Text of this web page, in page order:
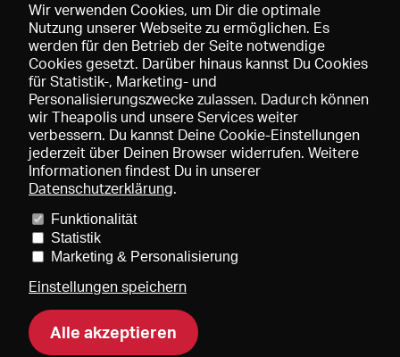
Speichern
Preise und Mitgliedschaften
Mediadaten
Über uns Impressum
Wir verwenden Cookies, um Dir die optimale
Nutzung unserer Webseite zu ermöglichen. Es
werden für den Betrieb der Seite notwendige
Cookies gesetzt. Darüber hinaus kannst Du Cookies
für Statistik-, Marketing- und
Personalisierungszwecke zulassen. Dadurch können
wir Theapolis und unsere Services weiter
verbessern. Du kannst Deine Cookie-Einstellungen
jederzeit über Deinen Browser widerrufen. Weitere
Informationen findest Du in unserer
Datenschutzerklärung.
Funktionalität
Statistik
Marketing & Personalisierung
Einstellungen speichern
Alle akzeptieren